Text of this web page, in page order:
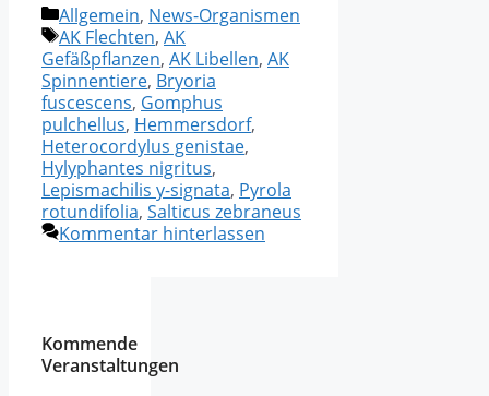
Kategorien
Allgemein, News-Organismen
Schlagwörter
AK Flechten, AK
Gefäßpflanzen, AK Libellen, AK
Spinnentiere, Bryoria
fuscescens, Gomphus
pulchellus, Hemmersdorf,
Heterocordylus genistae,
Hylyphantes nigritus,
Lepismachilis y-signata, Pyrola
rotundifolia, Salticus zebraneus
Kommentar hinterlassen
Kommende
Veranstaltungen